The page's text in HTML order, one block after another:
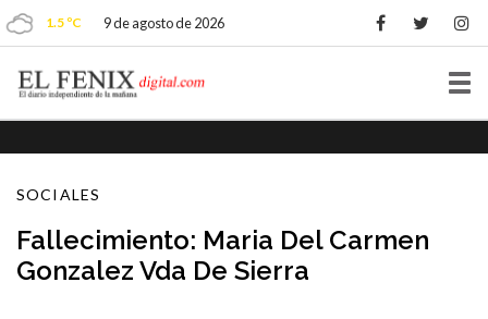
1.5 ºC 9 de agosto de 2026
SOCIALES
Fallecimiento: Maria Del Carmen
Gonzalez Vda De Sierra